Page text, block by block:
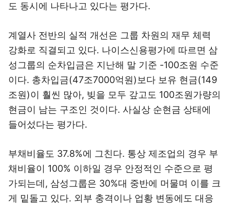
도 동시에 나타나고 있다는 평가다.
계열사 전반의 실적 개선은 그룹 차원의 재무 체력
강화로 직결되고 있다. 나이스신용평가에 따르면 삼
성그룹의 순차입금은 지난해 말 기준 -100조원 수준
이다. 총차입금(47조7000억원)보다 보유 현금(149
조원)이 훨씬 많아, 빚을 모두 갚고도 100조원가량의
현금이 남는 구조인 것이다. 사실상 순현금 상태에
들어섰다는 평가다.
부채비율도 37.8%에 그친다. 통상 제조업의 경우 부
채비율이 100% 이하일 경우 안정적인 수준으로 평
가되는데, 삼성그룹은 30%대 중반에 머물며 이를 크
게 밑돌고 있다. 외부 충격이나 업황 변동에도 대응